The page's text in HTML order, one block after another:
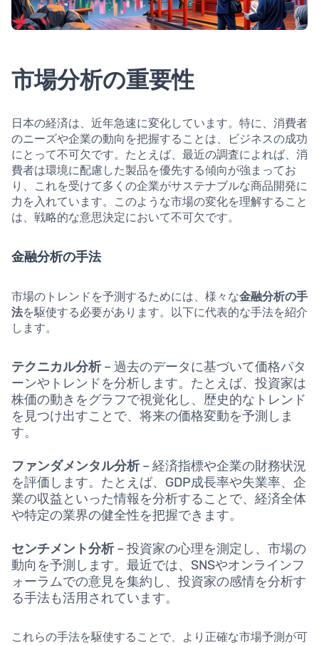
市場分析の重要性
日本の経済は、近年急速に変化しています。特に、消費者
のニーズや企業の動向を把握することは、ビジネスの成功
にとって不可欠です。たとえば、最近の調査によれば、消
費者は環境に配慮した製品を優先する傾向が強まってお
り、これを受けて多くの企業がサステナブルな商品開発に
力を入れています。このような市場の変化を理解すること
は、戦略的な意思決定において不可欠です。
金融分析の手法
市場のトレンドを予測するためには、様々な金融分析の手
法を駆使する必要があります。以下に代表的な手法を紹介
します。
テクニカル分析– 過去のデータに基づいて価格パタ
ーンやトレンドを分析します。たとえば、投資家は
株価の動きをグラフで視覚化し、歴史的なトレンド
を見つけ出すことで、将来の価格変動を予測しま
す。
ファンダメンタル分析– 経済指標や企業の財務状況
を評価します。たとえば、GDP成長率や失業率、企
業の収益といった情報を分析することで、経済全体
や特定の業界の健全性を把握できます。
センチメント分析– 投資家の心理を測定し、市場の
動向を予測します。最近では、SNSやオンラインフ
ォーラムでの意見を集約し、投資家の感情を分析す
る手法も活用されています。
これらの手法を駆使することで、より正確な市場予測が可